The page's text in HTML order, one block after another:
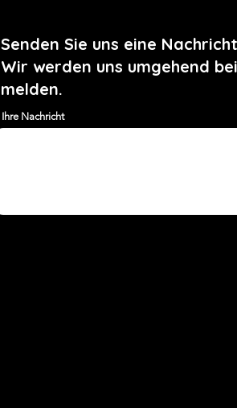
Senden Sie uns eine
Wir werden uns umgehend
melden.
Ihre Nachricht